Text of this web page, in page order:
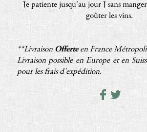
Je patiente jusqu'au jour J sans
goûter les vins.
**Livraison Offerteen France
Livraison possible en Europe et en
pour les frais d'expédition.